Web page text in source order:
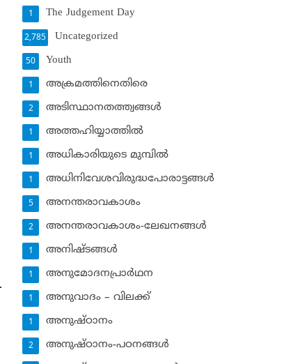
The Judgement Day
1
Uncategorized
2,785
Youth
50
അക്രമത്തിനെതിരെ
1
അടിസ്ഥാനതത്ത്വങ്ങള്‍
2
അത്തഹിയ്യാത്തില്‍
1
അധികാരിയുടെ മുമ്പില്‍
1
അധിനിവേശവിരുദ്ധപോരാട്ടങ്ങള്‍
1
അനന്തരാവകാശം
5
അനന്തരാവകാശം-ലേഖനങ്ങള്‍
2
അനിഷ്ടങ്ങള്‍
1
അനുമോദനപ്രാര്‍ഥന
1
അനുവാദം – വിലക്ക്‌
1
അനുഷ്ഠാനം
1
അനുഷ്ഠാനം-പഠനങ്ങള്‍
2